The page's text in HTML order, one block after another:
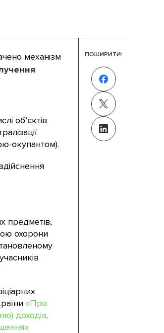
механізм
об’єктів
окупантом).
предметів,
охорони
«Про
доходів,
;
ПОШИРИТИ: